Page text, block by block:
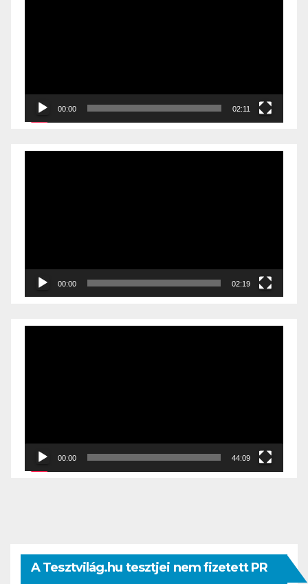
00:00 02:11
00:00 02:19
00:00 44:09
A Tesztvilág.hu tesztjei nem fizetett PR